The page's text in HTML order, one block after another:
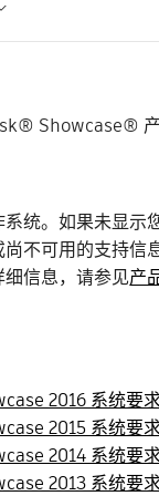
Showcase® 产
统。如果未显示
不可用的支持信
信息，请参见产
2016 系统要
2015 系统要
2014 系统要
2013 系统要